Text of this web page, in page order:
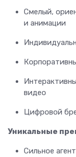
Смелый,
и анимации
видео
Цифровой
Уникальные
Сильное